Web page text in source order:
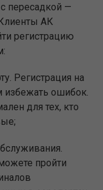
пересадкой —
Клиенты АК
регистрацию
Регистрация на
избежать ошибок.
для тех, кто
пройти